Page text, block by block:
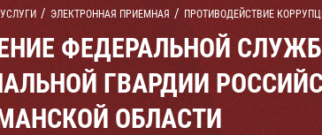
ЭЛЕКТРОННАЯ ПРИЕМНАЯ ПРОТИВОДЕЙСТВИЕ
ФЕДЕРАЛЬНОЙ
ГВАРДИИ
ОБЛАСТИ